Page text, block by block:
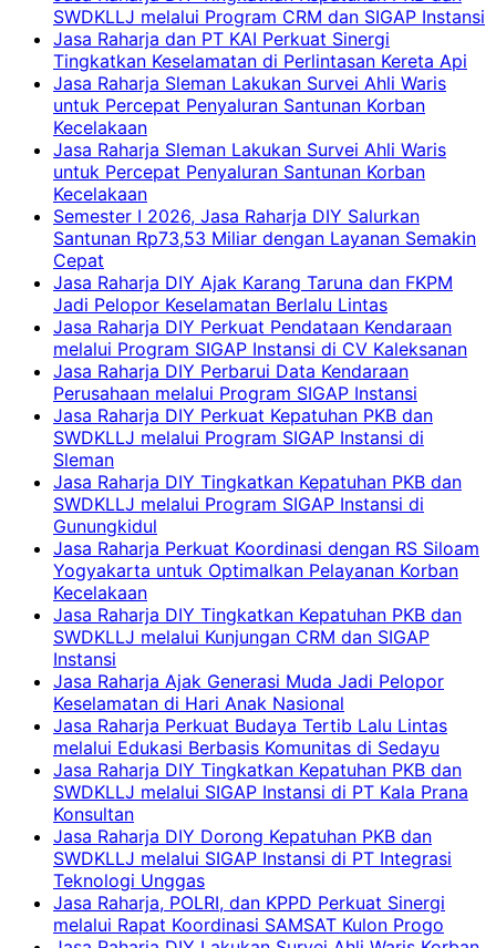
SWDKLLJ melalui Program CRM dan SIGAP Instansi
Jasa Raharja dan PT KAI Perkuat Sinergi
Tingkatkan Keselamatan di Perlintasan Kereta Api
Jasa Raharja Sleman Lakukan Survei Ahli Waris
untuk Percepat Penyaluran Santunan Korban
Kecelakaan
Jasa Raharja Sleman Lakukan Survei Ahli Waris
untuk Percepat Penyaluran Santunan Korban
Kecelakaan
Semester I 2026, Jasa Raharja DIY Salurkan
Santunan Rp73,53 Miliar dengan Layanan Semakin
Cepat
Jasa Raharja DIY Ajak Karang Taruna dan FKPM
Jadi Pelopor Keselamatan Berlalu Lintas
Jasa Raharja DIY Perkuat Pendataan Kendaraan
melalui Program SIGAP Instansi di CV Kaleksanan
Jasa Raharja DIY Perbarui Data Kendaraan
Perusahaan melalui Program SIGAP Instansi
Jasa Raharja DIY Perkuat Kepatuhan PKB dan
SWDKLLJ melalui Program SIGAP Instansi di
Sleman
Jasa Raharja DIY Tingkatkan Kepatuhan PKB dan
SWDKLLJ melalui Program SIGAP Instansi di
Gunungkidul
Jasa Raharja Perkuat Koordinasi dengan RS Siloam
Yogyakarta untuk Optimalkan Pelayanan Korban
Kecelakaan
Jasa Raharja DIY Tingkatkan Kepatuhan PKB dan
SWDKLLJ melalui Kunjungan CRM dan SIGAP
Instansi
Jasa Raharja Ajak Generasi Muda Jadi Pelopor
Keselamatan di Hari Anak Nasional
Jasa Raharja Perkuat Budaya Tertib Lalu Lintas
melalui Edukasi Berbasis Komunitas di Sedayu
Jasa Raharja DIY Tingkatkan Kepatuhan PKB dan
SWDKLLJ melalui SIGAP Instansi di PT Kala Prana
Konsultan
Jasa Raharja DIY Dorong Kepatuhan PKB dan
SWDKLLJ melalui SIGAP Instansi di PT Integrasi
Teknologi Unggas
Jasa Raharja, POLRI, dan KPPD Perkuat Sinergi
melalui Rapat Koordinasi SAMSAT Kulon Progo